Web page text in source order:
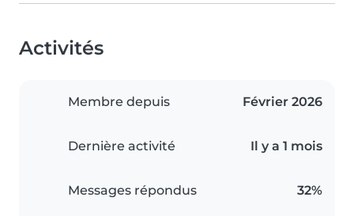
Activités
Membre depuis Février 2026
Dernière activité Il y a 1 mois
Messages répondus 32%